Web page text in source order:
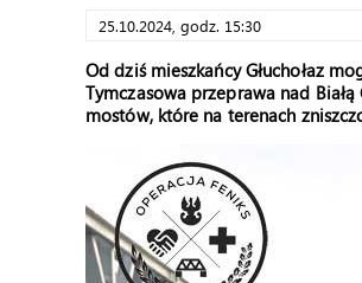
25.10.2024, godz. 15:30
Od dziś mieszkańcy Głuchołaz
Tymczasowa przeprawa nad
mostów, które na terenach